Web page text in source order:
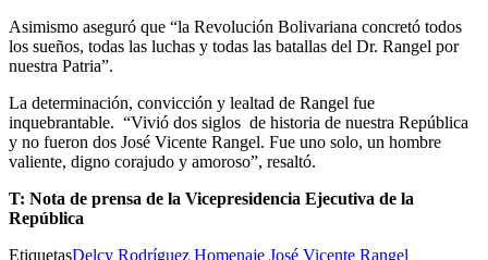
Asimismo aseguró que “la Revolución Bolivariana concretó todos
los sueños, todas las luchas y todas las batallas del Dr. Rangel por
nuestra Patria”.
La determinación, convicción y lealtad de Rangel fue
inquebrantable. “Vivió dos siglos de historia de nuestra República
y no fueron dos José Vicente Rangel. Fue uno solo, un hombre
valiente, digno corajudo y amoroso”, resaltó.
T: Nota de prensa de la Vicepresidencia Ejecutiva de la
República
EtiquetasDelcy Rodríguez Homenaje José Vicente Rangel